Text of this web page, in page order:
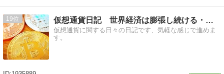
19 仮想通貨日記 世界経済は膨張し続ける・・・
仮想通貨に関する日々の日記です、気軽な感じで進めま
す。